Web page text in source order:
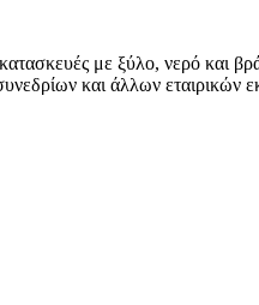
με ξύλο, νερό και
και άλλων εταιρικών